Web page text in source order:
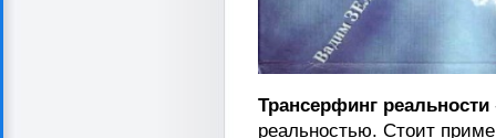
Трансерфинг реальности
реальностью. Стоит